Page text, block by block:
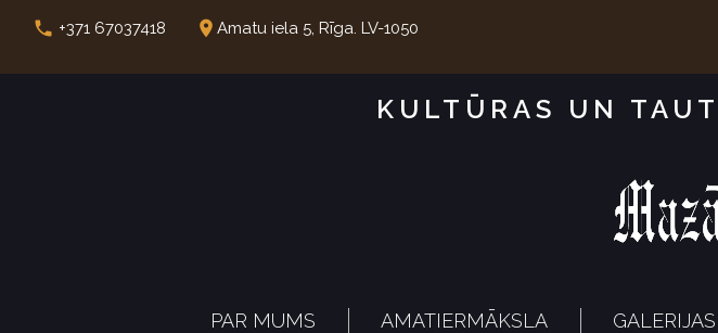
call +371 67037418 place Amatu iela 5, Rīga. LV-1050
KULTŪRAS UN
PAR MUMS AMATIERMĀKSLA GALERIJAS